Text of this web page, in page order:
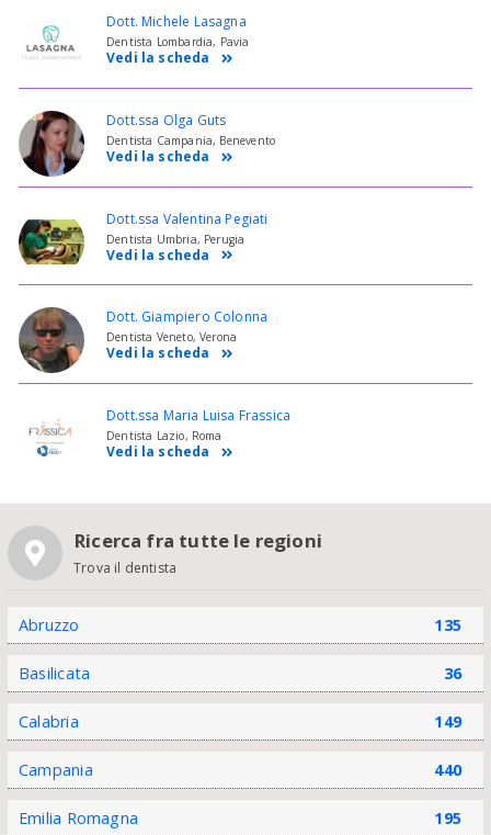
Dott. Michele Lasagna
Dentista Lombardia, Pavia
Vedi la scheda
Dott.ssa Olga Guts
Dentista Campania, Benevento
Vedi la scheda
Dott.ssa Valentina Pegiati
Dentista Umbria, Perugia
Vedi la scheda
Dott. Giampiero Colonna
Dentista Veneto, Verona
Vedi la scheda
Dott.ssa Maria Luisa Frassica
Dentista Lazio, Roma
Vedi la scheda
Ricerca fra tutte le regioni
Trova il dentista
Abruzzo 135
Basilicata 36
Calabria 149
Campania 440
Emilia Romagna 195